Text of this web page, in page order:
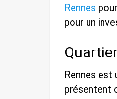
Rennes
pour un
Rennes est
présentent